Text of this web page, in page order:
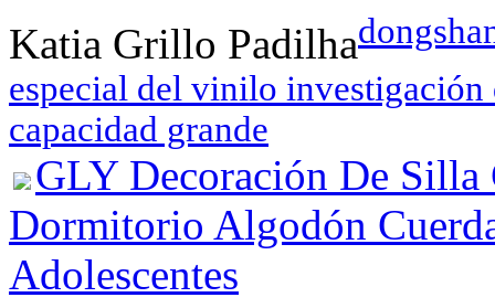
Katia Grillo Padilha
especial del vinilo
capacidad grande
GLY Decoración De Silla
Dormitorio Algodón
Adolescentes